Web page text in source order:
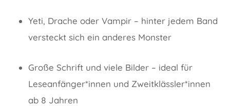
Yeti, Drache oder Vampir – hinter jedem Band
versteckt sich ein anderes Monster
Große Schrift und viele Bilder – ideal für
Leseanfänger*innen und Zweitklässler*innen
ab 8 Jahren